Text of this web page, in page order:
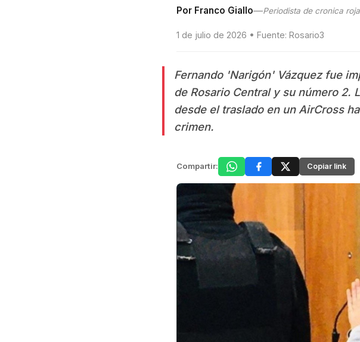
Por Franco Giallo—Periodista de cronica
1 de julio de 2026 • Fuente: Rosario3
Fernando 'Narigón' Vázquez fue
de Rosario Central y su número 2.
desde el traslado en un AirCross
crimen.
Compartir: Copiar link